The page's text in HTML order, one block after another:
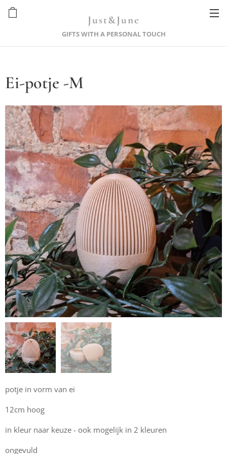
Just&June
GIFTS WITH A PERSONAL TOUCH
Ei-potje -M
potje in vorm van ei
12cm hoog
in kleur naar keuze - ook mogelijk in 2 kleuren
ongevuld